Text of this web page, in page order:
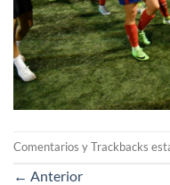
Comentarios y Trackbacks
← Anterior